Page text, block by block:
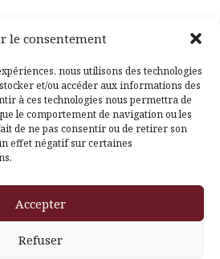
le consentement
nous utilisons des technologies
et/ou accéder aux informations des
à ces technologies nous permettra de
le comportement de navigation ou les
de ne pas consentir ou de retirer son
effet négatif sur certaines
Accepter
Refuser
Themeisle